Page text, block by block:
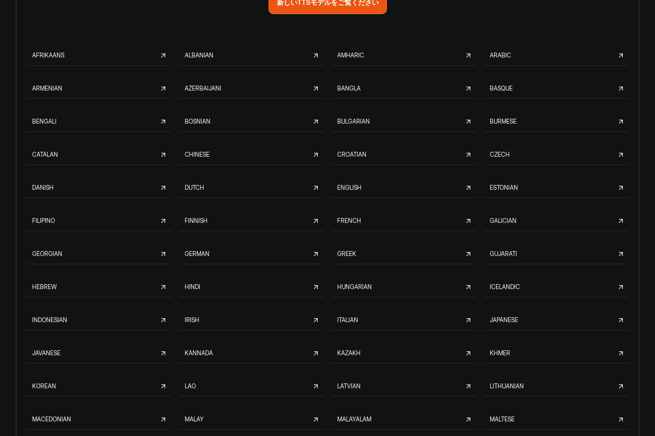
新しいTTSモデルをご覧ください
AFRIKAANS ALBANIAN AMHARIC ARABIC
ARMENIAN AZERBAIJANI BANGLA BASQUE
BENGALI BOSNIAN BULGARIAN BURMESE
CATALAN CHINESE CROATIAN CZECH
DANISH DUTCH ENGLISH ESTONIAN
FILIPINO FINNISH FRENCH GALICIAN
GEORGIAN GERMAN GREEK GUJARATI
HEBREW HINDI HUNGARIAN ICELANDIC
INDONESIAN IRISH ITALIAN JAPANESE
JAVANESE KANNADA KAZAKH KHMER
KOREAN LAO LATVIAN LITHUANIAN
MACEDONIAN MALAY MALAYALAM MALTESE